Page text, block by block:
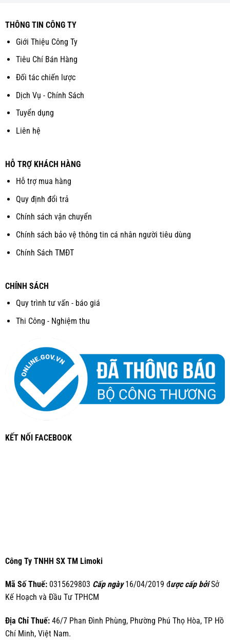
THÔNG TIN CÔNG TY
Giới Thiệu Công Ty
Tiêu Chí Bán Hàng
Đối tác chiến lược
Dịch Vụ - Chính Sách
Tuyển dụng
Liên hệ
HỖ TRỢ KHÁCH HÀNG
Hỗ trợ mua hàng
Quy định đổi trả
Chính sách vận chuyển
Chính sách bảo vệ thông tin cá nhân người tiêu dùng
Chính Sách TMĐT
CHÍNH SÁCH
Quy trình tư vấn - báo giá
Thi Công - Nghiệm thu
KẾT NỐI FACEBOOK
Công Ty TNHH SX TM Limoki
Mã Số Thuế:0315629803 Cấp ngày16/04/2019 được cấp bởiSở
Kế Hoạch và Đầu Tư TPHCM
Địa Chỉ Thuế:46/7 Phan Đình Phùng, Phường Phú Thọ Hòa, TP Hồ
Chí Minh, Việt Nam.